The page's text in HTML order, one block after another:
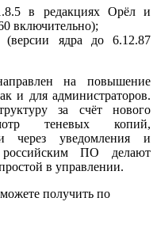
в редакциях Орёл и
включительно);
ядра до 6.12.87
на повышение
и для администраторов.
за счёт нового
теневых копий,
через уведомления и
российским ПО делают
в управлении.
получить по